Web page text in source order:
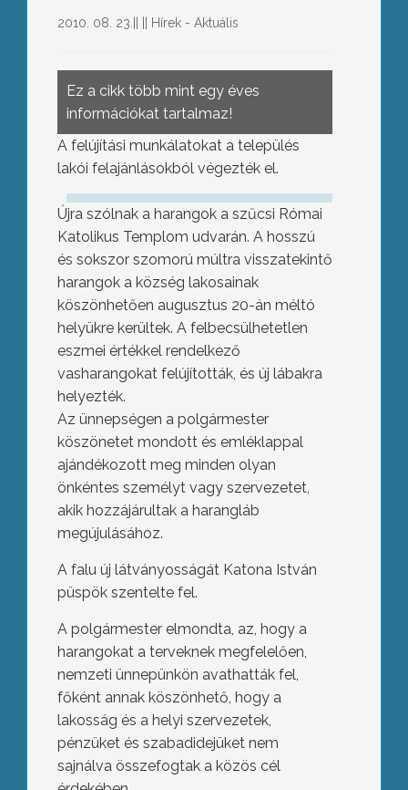
2010. 08. 23. Hírek - Aktuális
Ez a cikk több mint egy éves
információkat tartalmaz!
A felújítási munkálatokat a település
lakói felajánlásokból végezték el.
Újra szólnak a harangok a szűcsi Római
Katolikus Templom udvarán. A hosszú
és sokszor szomorú múltra visszatekintő
harangok a község lakosainak
köszönhetően augusztus 20-án méltó
helyükre kerültek. A felbecsülhetetlen
eszmei értékkel rendelkező
vasharangokat felújították, és új lábakra
helyezték.
Az ünnepségen a polgármester
köszönetet mondott és emléklappal
ajándékozott meg minden olyan
önkéntes személyt vagy szervezetet,
akik hozzájárultak a harangláb
megújulásához.
A falu új látványosságát Katona István
püspök szentelte fel.
A polgármester elmondta, az, hogy a
harangokat a terveknek megfelelően,
nemzeti ünnepünkön avathatták fel,
főként annak köszönhető, hogy a
lakosság és a helyi szervezetek,
pénzüket és szabadidejüket nem
sajnálva összefogtak a közös cél